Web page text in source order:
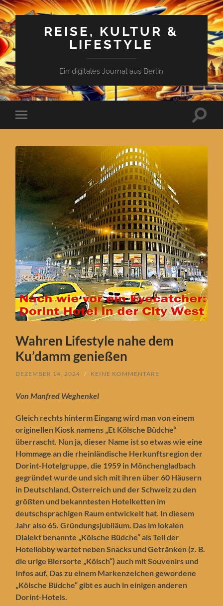
REISE, KULTUR &
LIFESTYLE
Ein digitales Journal aus Berlin
Mobile-
Menü
Wahren Lifestyle nahe dem
Ku’damm genießen
DEZEMBER 14, 2024 / KEINE KOMMENTARE
Von Manfred Weghenkel
Gleich rechts hinterm Eingang wird man von einem
originellen Kiosk namens „Et Kölsche Büdche“
überrascht. Nun ja, dieser Name ist so etwas wie eine
Hommage an die rheinländische Herkunftsregion der
Dorint-Hotelgruppe, die 1959 in Mönchengladbach
gegründet wurde und sich mit ihren über 60 Häusern
in Deutschland, Österreich und der Schweiz zu den
größten und bekanntesten Hotelketten im
deutschsprachigen Raum entwickelt hat. In diesem
Jahr also 65. Gründungsjubiläum. Das im lokalen
Dialekt benannte „Kölsche Büdche“ als Teil der
Hotellobby wartet neben Snacks und Getränken (z. B.
die urige Biersorte „Kölsch“) auch mit Souvenirs und
Infos auf. Das zu einem Markenzeichen gewordene
„Kölsche Büdche“ gibt es auch in einigen anderen
Dorint-Hotels.